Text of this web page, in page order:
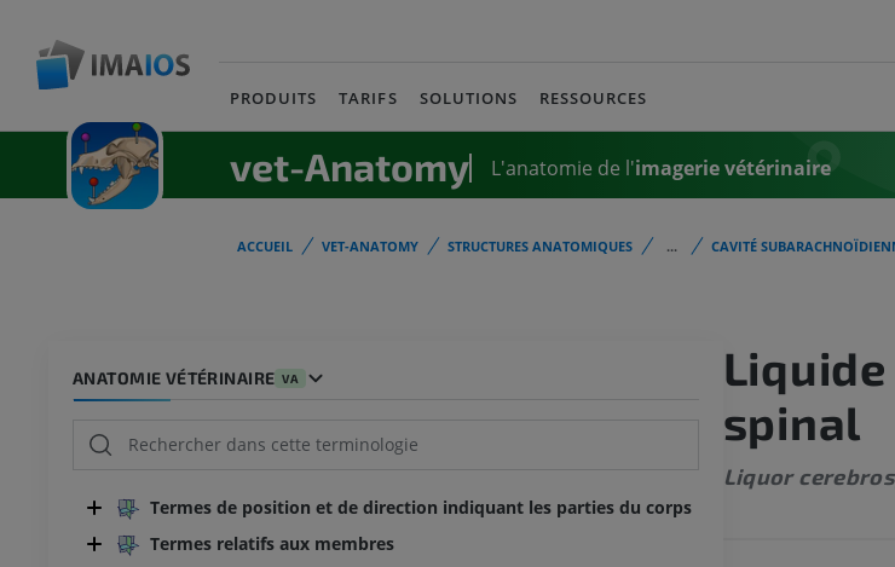
PRODUITS TARIFS SOLUTIONS RESSOURCES
vet-Anatomy L'anatomie de l'imagerie vétérinaire
ACCUEIL VET-ANATOMY STRUCTURES ANATOMIQUES ... CAVITÉ
ANATOMIE VÉTÉRINAIRE VA
Termes de position et de direction indiquant les parties du corps
Termes relatifs aux membres
spinal
Liquor